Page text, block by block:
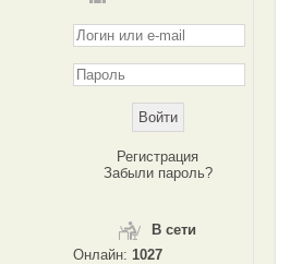
Регистрация
Забыли пароль?
В сети
Онлайн: 1027